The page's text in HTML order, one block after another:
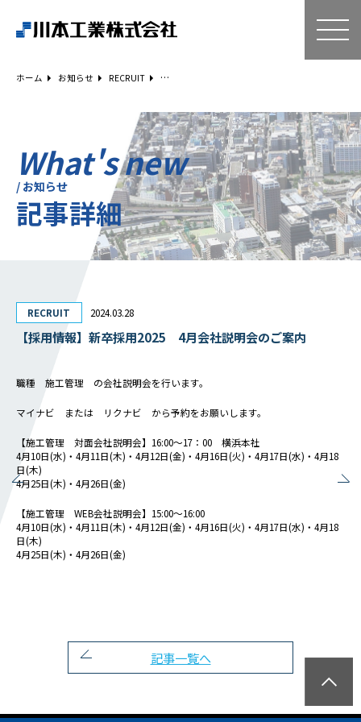
空気調和設備工事
リニューアル
建築工事
設備工事
企業情報
社長メッセージ
役員一覧
事業所一覧
関連会社
川本工業の環境活動
私たちの取り組み
よこはまグッドバランス
横浜健康経営
ホーム お知らせ RECRUIT
What's new
/ お知らせ
記事詳細
RECRUIT 2024.03.28
【採用情報】新卒採用2025 4月会社説明会のご案内
職種 施工管理 の会社説明会を行います。
マイナビ または リクナビ から予約をお願いします。
【施工管理 対面会社説明会】16:00～17：00 横浜本社
4月10日(水)・4月11日(木)・4月12日(金)・4月16日(火)・4月17日(水)・4月18
日(木)
4月25日(木)・4月26日(金)
【施工管理 WEB会社説明会】15:00～16:00
4月10日(水)・4月11日(木)・4月12日(金)・4月16日(火)・4月17日(水)・4月18
日(木)
4月25日(木)・4月26日(金)
記事一覧へ